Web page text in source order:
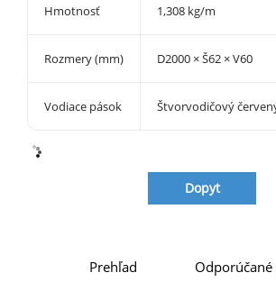
Hmotnosť 1,308 kg/m
Rozmery (mm) D2000 × Š62 × V60
Vodiace pások Štvorvodičový
Dopyt
Prehľad